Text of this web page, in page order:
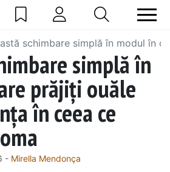
schimbare simplă în modul în
simplă în
prăjiți ouăle
în ceea ce
- Mirella Mendonça